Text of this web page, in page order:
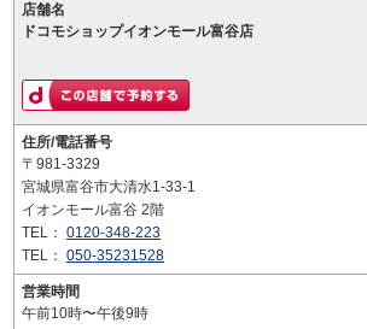
店舗名
ドコモショップイオンモール富谷店
住所/電話番号
〒981-3329
宮城県富谷市大清水1-33-1
イオンモール富谷 2階
TEL： 0120-348-223
TEL： 050-35231528
営業時間
午前10時〜午後9時